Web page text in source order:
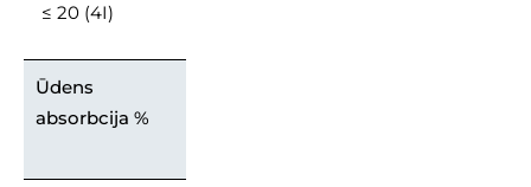
≤ 20 (4I)
Ūdens
absorbcija %